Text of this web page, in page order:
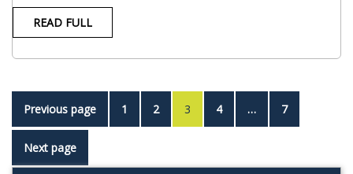
READ FULL
Previous page 1 2 3 4 … 7
Next page